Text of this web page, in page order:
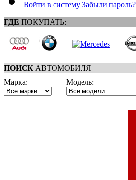
Войти в систему Забыли пароль?
ГДЕ ПОКУПАТЬ:
ПОИСК АВТОМОБИЛЯ
Марка:
Модель: